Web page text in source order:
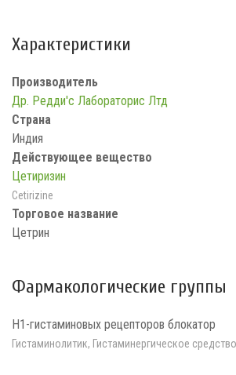
Характеристики
Производитель
Др. Редди'с Лабораторис Лтд
Страна
Индия
Действующее вещество
Цетиризин
Cetirizine
Торговое название
Цетрин
Фармакологические группы
H1-гистаминовых рецепторов блокатор
Гистаминолитик, Гистаминергическое